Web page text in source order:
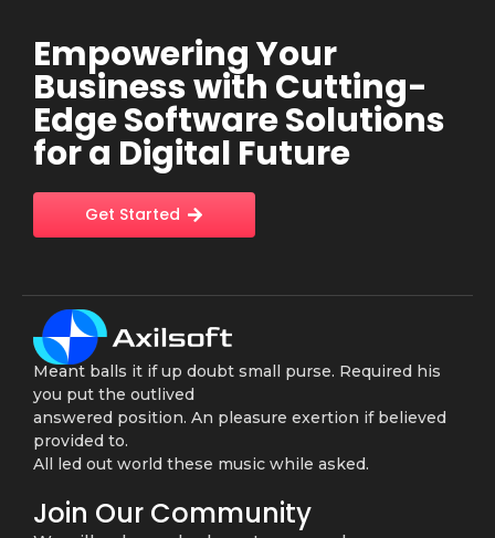
Empowering Your
Business with Cutting-
Edge Software Solutions
for a Digital Future
Get Started
Meant balls it if up doubt small purse. Required his
you put the outlived
answered position. An pleasure exertion if believed
provided to.
All led out world these music while asked.
Join Our Community